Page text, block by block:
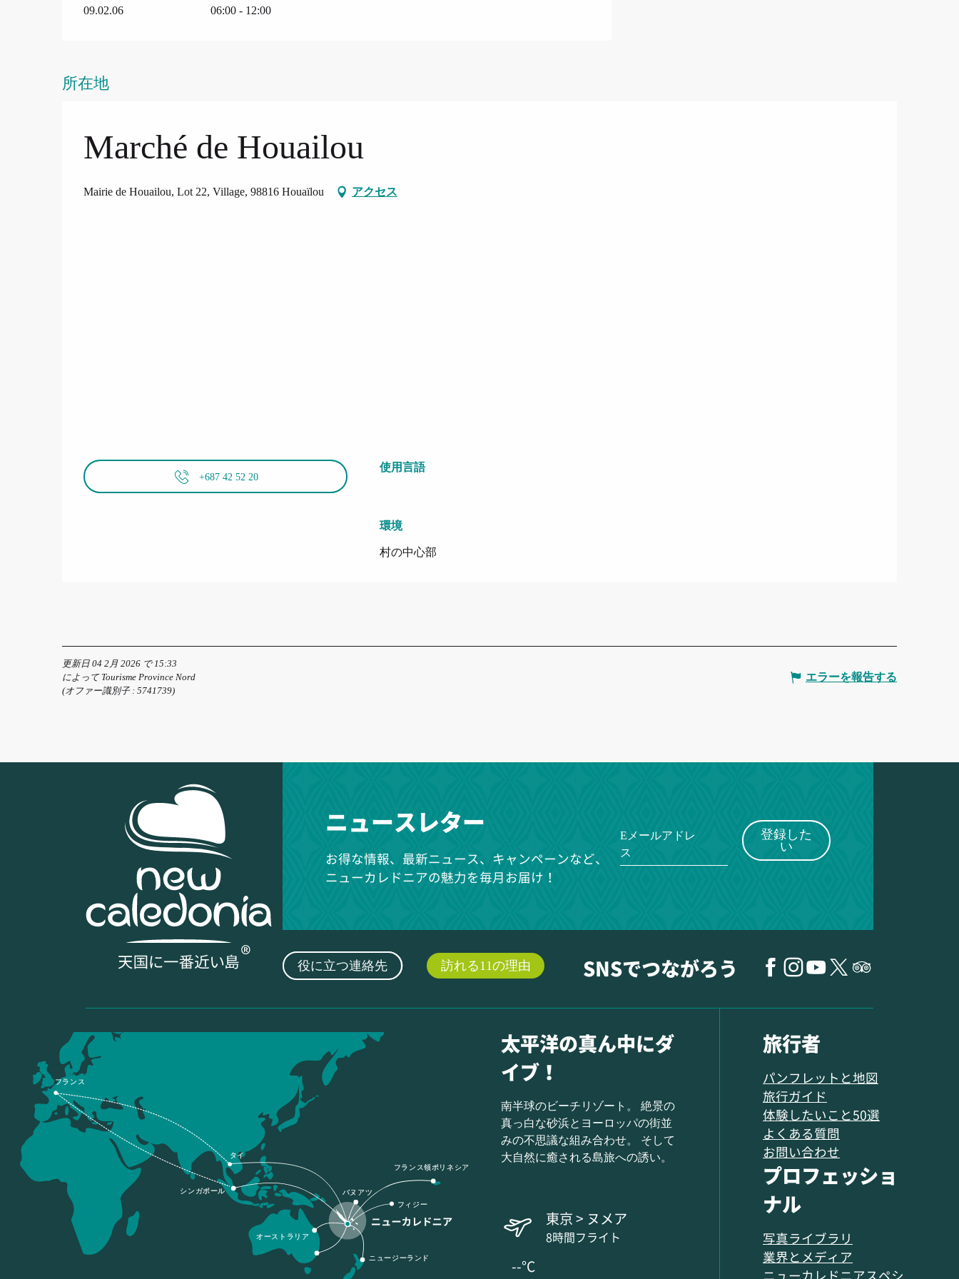
09.02.06 06:00 - 12:00
所在地
Marché de Houailou
Mairie de Houailou, Lot 22, Village, 98816 Houaïlou アクセス
+687 42 52 20
使用言語
使用言語
環境
環境
村の中心部
更新日 04 2月 2026 で 15:33
によって Tourisme Province Nord
(オファー識別子 : 5741739)
エラーを報告する
ニュースレター
お得な情報、最新ニュース、キャンペーンなど、
ニューカレドニアの魅力を毎月お届け！
Eメールアドレ
ス
登録した
い
役に立つ連絡先 訪れる11の理由 SNSでつながろう
フランス
フランス領ポリネシア
フィジー
ニュージーランド
オーストラリア
シンガポール
タイ
バヌアツ
太平洋の真ん中にダ
イブ！
南半球のビーチリゾート。 絶景の
真っ白な砂浜とヨーロッパの街並
みの不思議な組み合わせ。 そして
大自然に癒される島旅への誘い。
東京 > ヌメア
8時間フライト
--°C
旅行者
パンフレットと地図
旅行ガイド
体験したいこと50選
よくある質問
お問い合わせ
プロフェッショ
ナル
写真ライブラリ
業界とメディア
ニューカレドニアスペシ